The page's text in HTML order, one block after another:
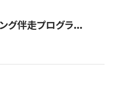
グ伴走プログラ...